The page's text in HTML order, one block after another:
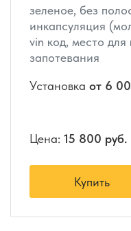
зеленое, без
инкапсуляция
vin код, место
запотевания
Установка от 6
Цена: 15 800 руб.
Купить